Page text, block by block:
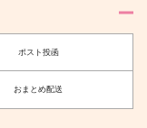
ポスト投函
おまとめ配送